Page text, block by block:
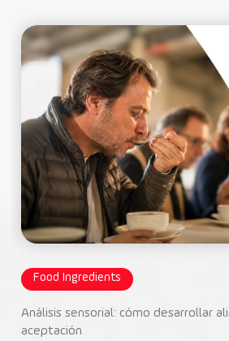
Food Ingredients
Análisis sensorial: cómo desarrollar
aceptación